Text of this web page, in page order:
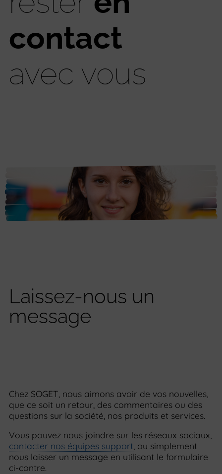
contact
avec vous
Laissez-nous un
message
Chez SOGET, nous aimons avoir de vos nouvelles,
que ce soit un retour, des commentaires ou des
questions sur la société, nos produits et services.
Vous pouvez nous joindre sur les réseaux sociaux,
contacter nos équipes support , ou simplement
nous laisser un message en utilisant le formulaire
ci-contre.